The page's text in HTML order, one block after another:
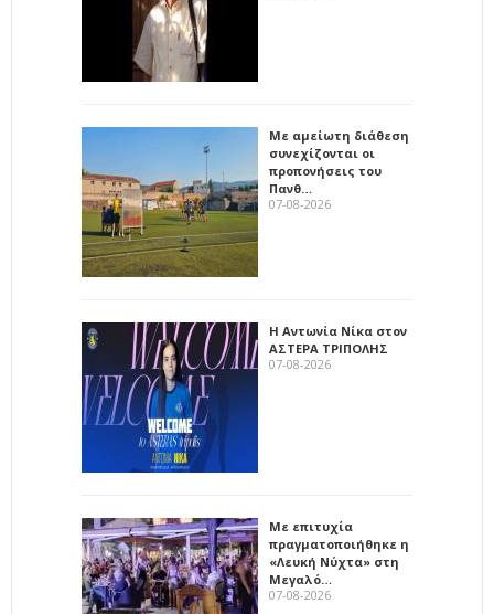
Με αμείωτη διάθεση
συνεχίζονται οι
προπονήσεις του
Πανθ…
07-08-2026
Η Αντωνία Νίκα στον
ΑΣΤΕΡΑ ΤΡΙΠΟΛΗΣ
07-08-2026
Με επιτυχία
πραγματοποιήθηκε η
«Λευκή Νύχτα» στη
Μεγαλό…
07-08-2026